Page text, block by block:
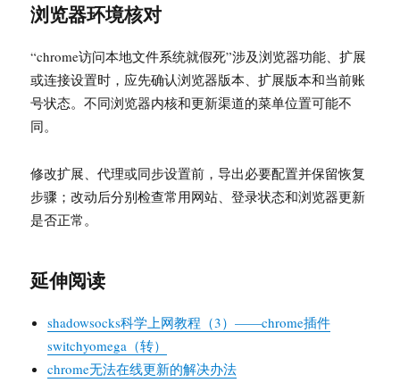
浏览器环境核对
“chrome访问本地文件系统就假死”涉及浏览器功能、扩展
或连接设置时，应先确认浏览器版本、扩展版本和当前账
号状态。不同浏览器内核和更新渠道的菜单位置可能不
同。
修改扩展、代理或同步设置前，导出必要配置并保留恢复
步骤；改动后分别检查常用网站、登录状态和浏览器更新
是否正常。
延伸阅读
shadowsocks科学上网教程（3）——chrome插件
switchyomega（转）
chrome无法在线更新的解决办法